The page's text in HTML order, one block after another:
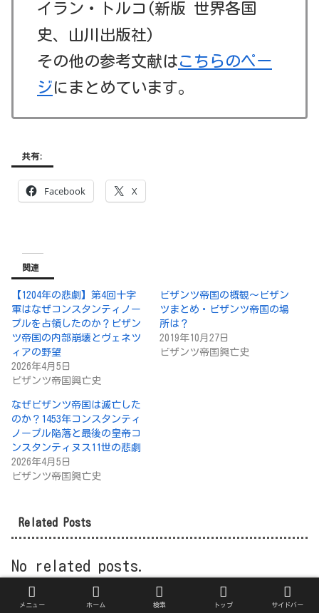
イラン・トルコ(新版 世界各国
史、山川出版社)
その他の参考文献はこちらのペー
ジにまとめています。
共有:
Facebook X
関連
【1204年の悲劇】第4回十字
軍はなぜコンスタンティノー
プルを占領したのか？ビザン
ツ帝国の内部崩壊とヴェネツ
ィアの野望
2026年4月5日
ビザンツ帝国興亡史
ビザンツ帝国の概観～ビザン
ツまとめ・ビザンツ帝国の場
所は？
2019年10月27日
ビザンツ帝国興亡史
なぜビザンツ帝国は滅亡した
のか？1453年コンスタンティ
ノープル陥落と最後の皇帝コ
ンスタンティヌス11世の悲劇
2026年4月5日
ビザンツ帝国興亡史
Related Posts
No related posts.
メニュー ホーム 検索 トップ サイドバー